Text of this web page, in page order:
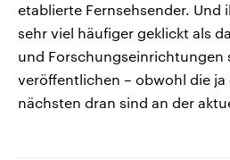
etablierte Fernsehsender. Und
sehr viel häufiger geklickt als
und Forschungseinrichtungen
veröffentlichen – obwohl die ja
nächsten dran sind an der